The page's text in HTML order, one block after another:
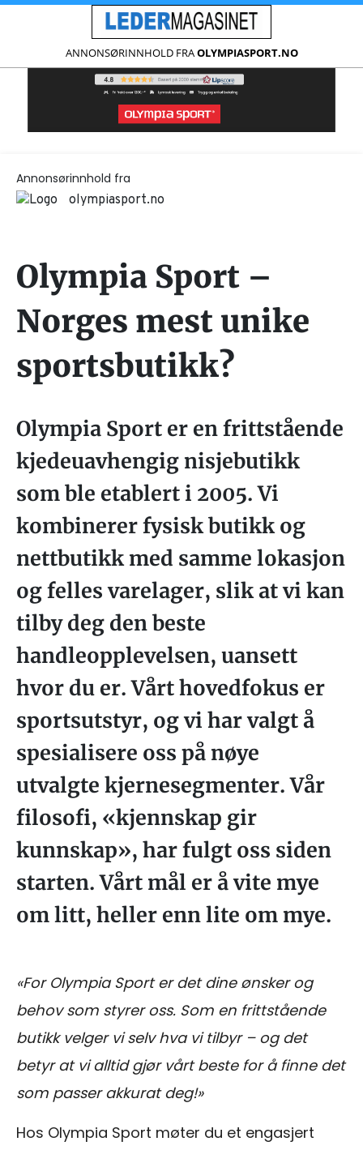
ANNONSØRINNHOLD FRAOLYMPIASPORT.NO
Annonsørinnhold fra
olympiasport.no
Olympia Sport –
Norges mest unike
sportsbutikk?
Olympia Sport er en frittstående
kjedeuavhengig nisjebutikk
som ble etablert i 2005. Vi
kombinerer fysisk butikk og
nettbutikk med samme lokasjon
og felles varelager, slik at vi kan
tilby deg den beste
handleopplevelsen, uansett
hvor du er. Vårt hovedfokus er
sportsutstyr, og vi har valgt å
spesialisere oss på nøye
utvalgte kjernesegmenter. Vår
filosofi, «kjennskap gir
kunnskap», har fulgt oss siden
starten. Vårt mål er å vite mye
om litt, heller enn lite om mye.
«For Olympia Sport er det dine ønsker og
behov som styrer oss. Som en frittstående
butikk velger vi selv hva vi tilbyr – og det
betyr at vi alltid gjør vårt beste for å finne det
som passer akkurat deg!»
Hos Olympia Sport møter du et engasjert